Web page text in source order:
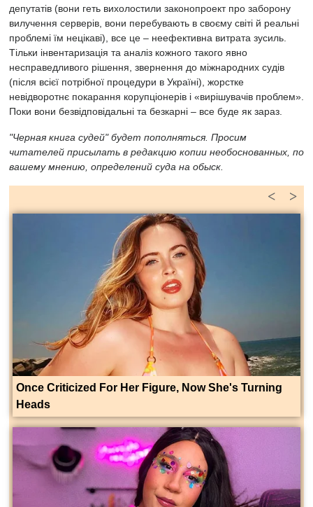
депутатів (вони геть вихолостили законопроект про заборону
вилучення серверів, вони перебувають в своєму світі й реальні
проблемі їм нецікаві), все це – неефективна витрата зусиль.
Тільки інвентаризація та аналіз кожного такого явно
несправедливого рішення, звернення до міжнародних судів
(після всієї потрібної процедури в Україні), жорстке
невідворотнє покарання корупціонерів і «вирішувачів проблем».
Поки вони безвідповідальні та безкарні – все буде як зараз.
"Черная книга судей" будет пополняться. Просим
читателей присылать в редакцию копии необоснованных, по
вашему мнению, определений суда на обыск.
>
<
Once Criticized For Her Figure, Now She's Turning
Heads